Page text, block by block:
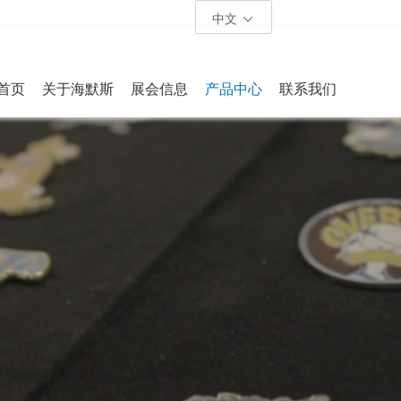
中文
页 关于海默斯 展会信息 产品中心 联系我们